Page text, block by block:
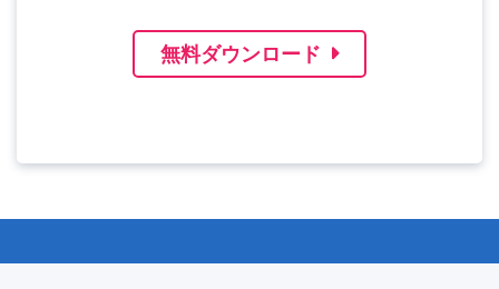
無料ダウンロード